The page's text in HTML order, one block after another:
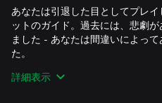
あなたは引退した目としてプレ
ットのガイド。過去には、悲劇
ました - あなたは間違いによっ
た。
若いパイロットのユメはあなたの
詳細表示